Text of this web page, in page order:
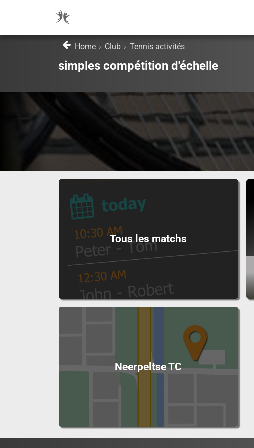
Home › Club › Tennis activités
simples compétition d'échelle
Tous les matchs
Neerpeltse TC